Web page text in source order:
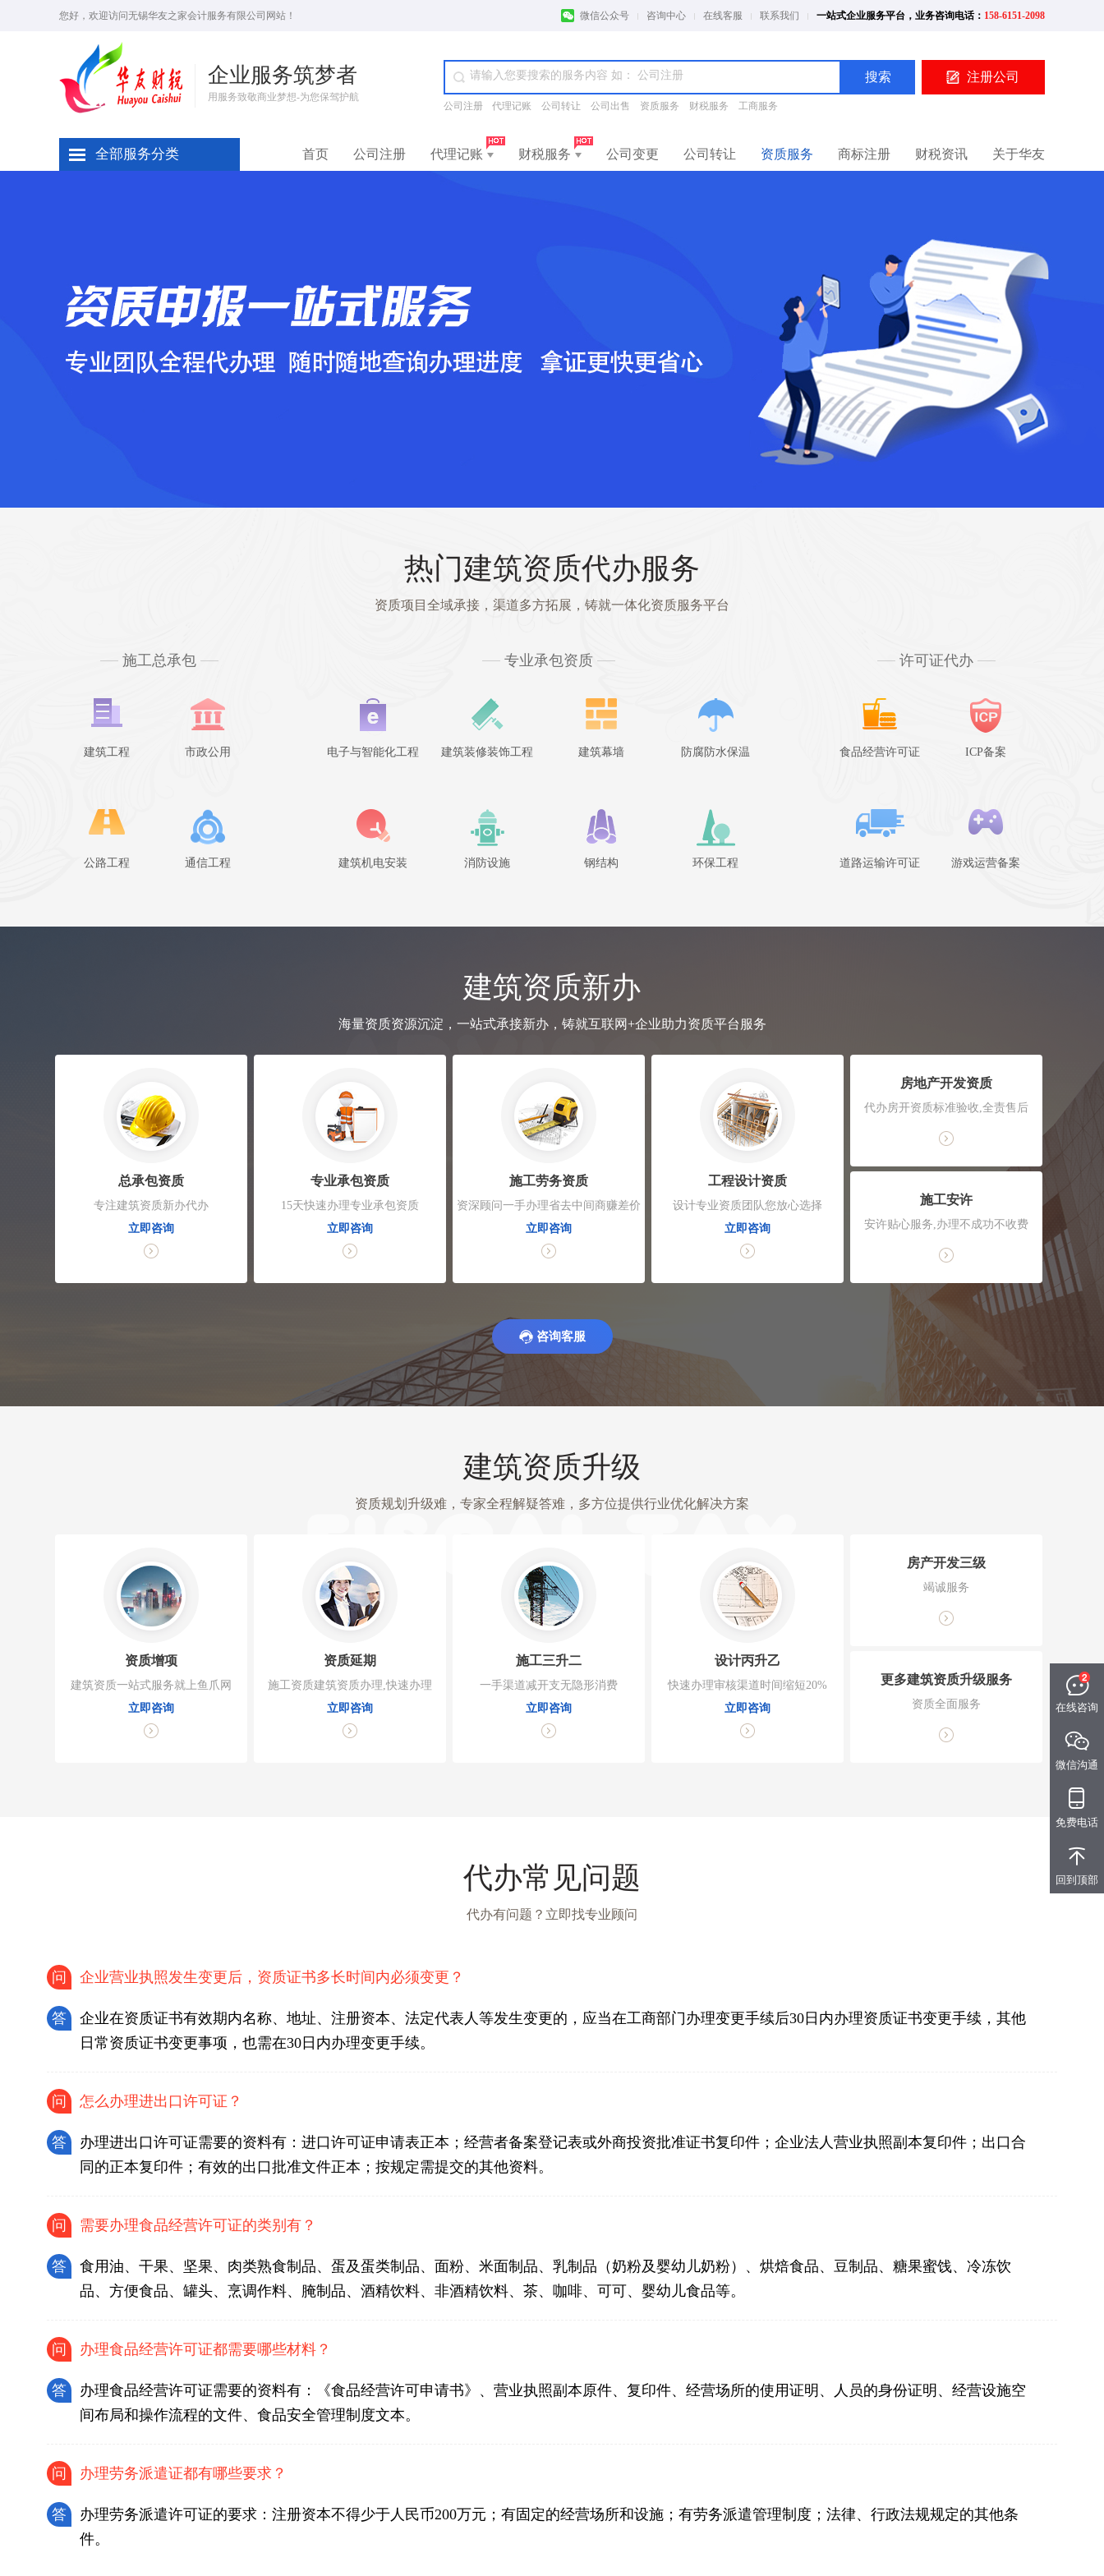
您好，欢迎访问无锡华友之家会计服务有限公司网站！ 微信公众号 咨询中心 在线客服 联系我们 一站式企业服务平台，业务咨询电话： 158-6151-2098
企业服务筑梦者
用服务致敬商业梦想-为您保驾护航
搜索 注册公司
公司注册 代理记账 公司转让 公司出售 资质服务 财税服务 工商服务
全部服务分类 首页 公司注册 代理记账 财税服务 公司变更 公司转让 资质服务 商标注册 财税资讯 关于华友
热门建筑资质代办服务
资质项目全域承接，渠道多方拓展，铸就一体化资质服务平台
施工总承包
建筑工程 市政公用
公路工程 通信工程
专业承包资质
电子与智能化工程 建筑装修装饰工程 建筑幕墙 防腐防水保温
建筑机电安装 消防设施 钢结构 环保工程
许可证代办
食品经营许可证 ICP备案
道路运输许可证 游戏运营备案
建筑资质新办
海量资质资源沉淀，一站式承接新办，铸就互联网+企业助力资质平台服务
总承包资质
专注建筑资质新办代办
立即咨询
专业承包资质
15天快速办理专业承包资质
立即咨询
施工劳务资质
资深顾问一手办理省去中间商赚差价
立即咨询
工程设计资质
设计专业资质团队您放心选择
立即咨询
房地产开发资质
代办房开资质标准验收,全责售后
施工安许
安许贴心服务,办理不成功不收费
咨询客服
建筑资质升级
资质规划升级难，专家全程解疑答难，多方位提供行业优化解决方案
资质增项
建筑资质一站式服务就上鱼爪网
立即咨询
资质延期
施工资质建筑资质办理,快速办理
立即咨询
施工三升二
一手渠道减开支无隐形消费
立即咨询
设计丙升乙
快速办理审核渠道时间缩短20%
立即咨询
房产开发三级
竭诚服务
更多建筑资质升级服务
资质全面服务
代办常见问题
代办有问题？立即找专业顾问
问 企业营业执照发生变更后，资质证书多长时间内必须变更？
答
企业在资质证书有效期内名称、地址、注册资本、法定代表人等发生变更的，应当在工商部门办理变更手续后30日内办理资质证书变更手续，其他
日常资质证书变更事项，也需在30日内办理变更手续。
问 怎么办理进出口许可证？
答
办理进出口许可证需要的资料有：进口许可证申请表正本；经营者备案登记表或外商投资批准证书复印件；企业法人营业执照副本复印件；出口合
同的正本复印件；有效的出口批准文件正本；按规定需提交的其他资料。
问 需要办理食品经营许可证的类别有？
答
食用油、干果、坚果、肉类熟食制品、蛋及蛋类制品、面粉、米面制品、乳制品（奶粉及婴幼儿奶粉）、烘焙食品、豆制品、糖果蜜饯、冷冻饮
品、方便食品、罐头、烹调作料、腌制品、酒精饮料、非酒精饮料、茶、咖啡、可可、婴幼儿食品等。
问 办理食品经营许可证都需要哪些材料？
答
办理食品经营许可证需要的资料有：《食品经营许可申请书》、营业执照副本原件、复印件、经营场所的使用证明、人员的身份证明、经营设施空
间布局和操作流程的文件、食品安全管理制度文本。
问 办理劳务派遣证都有哪些要求？
答
办理劳务派遣许可证的要求：注册资本不得少于人民币200万元；有固定的经营场所和设施；有劳务派遣管理制度；法律、行政法规规定的其他条
件。
在线咨询
微信沟通
免费电话
回到顶部